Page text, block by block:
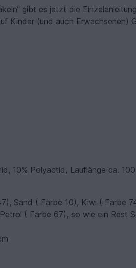
gibt es jetzt die
Kinder (und auch Erwachsenen)
10% Polyactid, Lauflänge ca.
Sand ( Farbe 10), Kiwi ( Farbe
( Farbe 67), so wie ein Rest